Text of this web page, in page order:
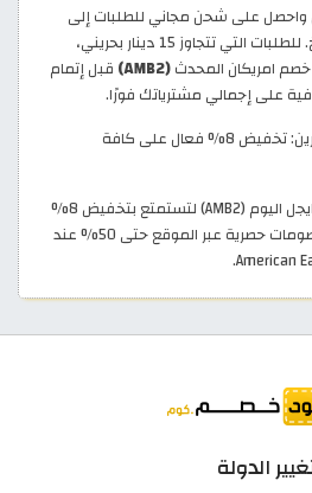
واحصل على شحن مجاني للطلبات إلى
المنامة، المحرق، الرفاع... إلخ. للطلبات التي تتجاوز 15 دينار بحريني،
امريكان المحدث(AMB2)
قبل إتمام
كود خصم امريكان ايجل البحرين: تخفيض 8% فعال على كافة
استخدم كود خصم امريكان ايجل اليوم (AMB2) لتستمتع بتخفيض 8%
على الملابس والجينزات + خصومات حصرية عبر الموقع حتى 50% عند
الدولة